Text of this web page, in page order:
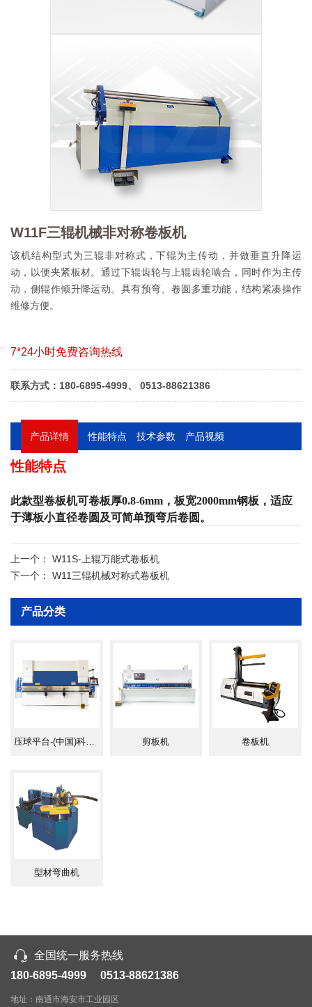
W11F三辊机械非对称卷板机
该机结构型式为三辊非对称式，下辊为主传动，并做垂直升降运
动，以便夹紧板材。通过下辊齿轮与上辊齿轮啮合，同时作为主传
动，侧辊作倾升降运动。具有预弯、卷圆多重功能，结构紧凑操作
维修方便。
7*24小时免费咨询热线
联系方式：180-6895-4999、 0513-88621386
产品详情 性能特点 技术参数 产品视频
概述
该机结构型式为三辊非对称式，下辊为主传动，并做垂直升降运动，
以便夹紧板材。通过下辊齿轮与上辊齿轮啮合，同时作为主传动，侧辊作
性能特点
此款型卷板机可卷板厚0.8-6mm，板宽2000mm钢板，适应
于薄板小直径卷圆及可简单预弯后卷圆。
产品参数
上一个： W11S-上辊万能式卷板机
下一个： W11三辊机械对称式卷板机
产品分类
压球平台-(中国)科技公司 剪板机 卷板机
型材弯曲机
全国统一服务热线
180-6895-4999 0513-88621386
地址：南通市海安市工业园区